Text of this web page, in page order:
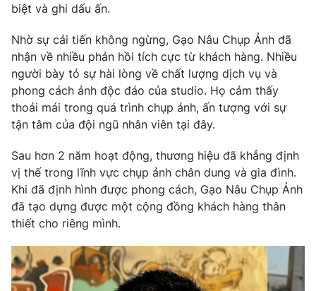
biệt và ghi dấu ấn.
Nhờ sự cải tiến không ngừng, Gạo Nâu Chụp Ảnh đã
nhận về nhiều phản hồi tích cực từ khách hàng. Nhiều
người bày tỏ sự hài lòng về chất lượng dịch vụ và
phong cách ảnh độc đáo của studio. Họ cảm thấy
thoải mái trong quá trình chụp ảnh, ấn tượng với sự
tận tâm của đội ngũ nhân viên tại đây.
Sau hơn 2 năm hoạt động, thương hiệu đã khẳng định
vị thế trong lĩnh vực chụp ảnh chân dung và gia đình.
Khi đã định hình được phong cách, Gạo Nâu Chụp Ảnh
đã tạo dựng được một cộng đồng khách hàng thân
thiết cho riêng mình.